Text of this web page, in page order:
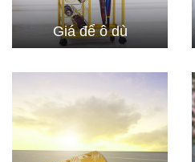
Giá để ô dù